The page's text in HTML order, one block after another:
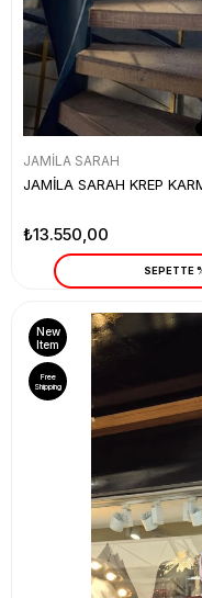
JAMİLA SARAH
JAMİLA SARAH KREP
₺13.550,00
SEPETTE
New
Item
Free
Shipping